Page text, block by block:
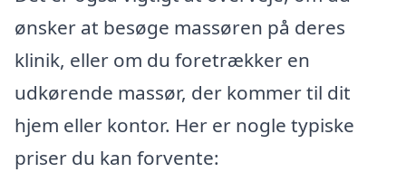
ønsker at besøge massøren på deres
klinik, eller om du foretrækker en
udkørende massør, der kommer til dit
hjem eller kontor. Her er nogle typiske
priser du kan forvente: